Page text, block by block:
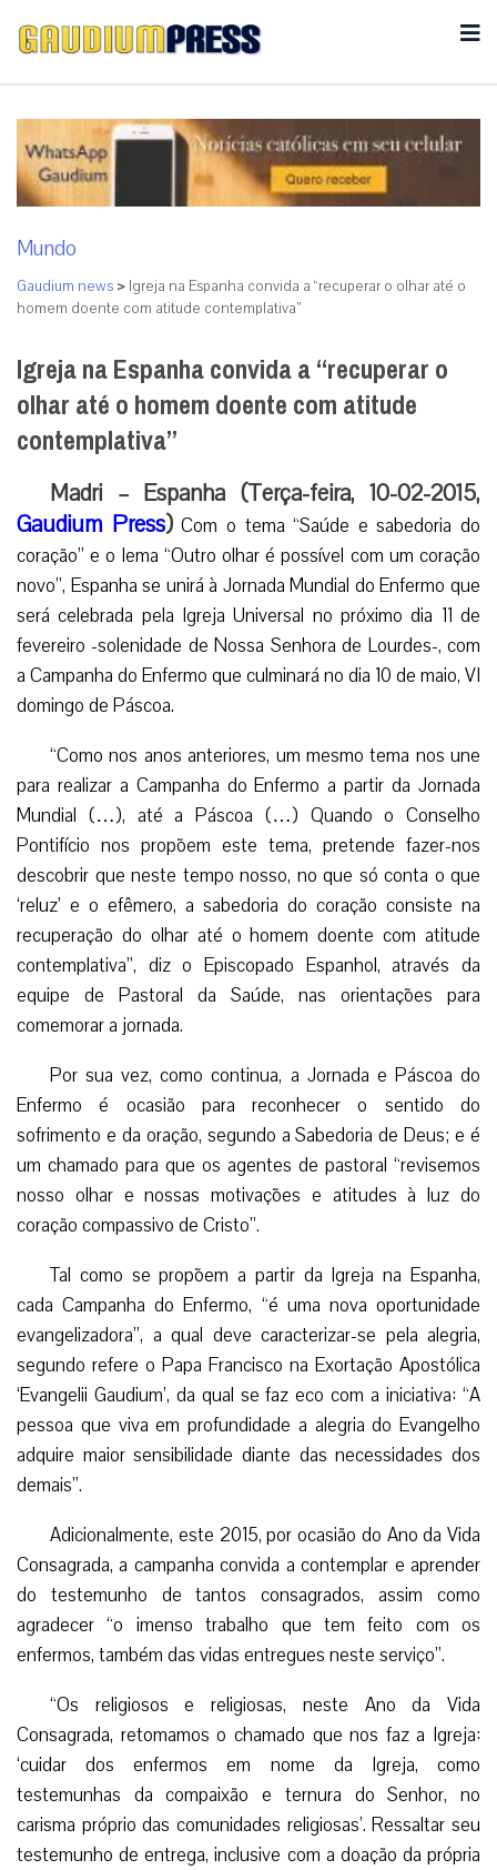
Mundo
Gaudium news > Igreja na Espanha convida a “recuperar o olhar até o
homem doente com atitude contemplativa”
Igreja na Espanha convida a “recuperar o
olhar até o homem doente com atitude
contemplativa”
Madri – Espanha (Terça-feira, 10-02-2015,
Gaudium Press)Com o tema “Saúde e sabedoria do
coração” e o lema “Outro olhar é possível com um coração
novo”, Espanha se unirá à Jornada Mundial do Enfermo que
será celebrada pela Igreja Universal no próximo dia 11 de
fevereiro -solenidade de Nossa Senhora de Lourdes-, com
a Campanha do Enfermo que culminará no dia 10 de maio, VI
domingo de Páscoa.
“Como nos anos anteriores, um mesmo tema nos une
para realizar a Campanha do Enfermo a partir da Jornada
Mundial (…), até a Páscoa (…) Quando o Conselho
Pontifício nos propõem este tema, pretende fazer-nos
descobrir que neste tempo nosso, no que só conta o que
‘reluz’ e o efêmero, a sabedoria do coração consiste na
recuperação do olhar até o homem doente com atitude
contemplativa”, diz o Episcopado Espanhol, através da
equipe de Pastoral da Saúde, nas orientações para
comemorar a jornada.
Por sua vez, como continua, a Jornada e Páscoa do
Enfermo é ocasião para reconhecer o sentido do
sofrimento e da oração, segundo a Sabedoria de Deus; e é
um chamado para que os agentes de pastoral “revisemos
nosso olhar e nossas motivações e atitudes à luz do
coração compassivo de Cristo”.
Tal como se propõem a partir da Igreja na Espanha,
cada Campanha do Enfermo, “é uma nova oportunidade
evangelizadora”, a qual deve caracterizar-se pela alegria,
segundo refere o Papa Francisco na Exortação Apostólica
‘Evangelii Gaudium’, da qual se faz eco com a iniciativa: “A
pessoa que viva em profundidade a alegria do Evangelho
adquire maior sensibilidade diante das necessidades dos
demais”.
Adicionalmente, este 2015, por ocasião do Ano da Vida
Consagrada, a campanha convida a contemplar e aprender
do testemunho de tantos consagrados, assim como
agradecer “o imenso trabalho que tem feito com os
enfermos, também das vidas entregues neste serviço”.
“Os religiosos e religiosas, neste Ano da Vida
Consagrada, retomamos o chamado que nos faz a Igreja:
‘cuidar dos enfermos em nome da Igreja, como
testemunhas da compaixão e ternura do Senhor, no
carisma próprio das comunidades religiosas’. Ressaltar seu
testemunho de entrega, inclusive com a doação da própria